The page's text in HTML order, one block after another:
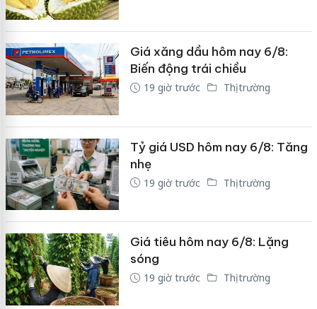
Giá xăng dầu hôm nay 6/8:
Biến động trái chiều
19 giờ trước Thị trường
Tỷ giá USD hôm nay 6/8: Tăng
nhẹ
19 giờ trước Thị trường
Giá tiêu hôm nay 6/8: Lặng
sóng
19 giờ trước Thị trường